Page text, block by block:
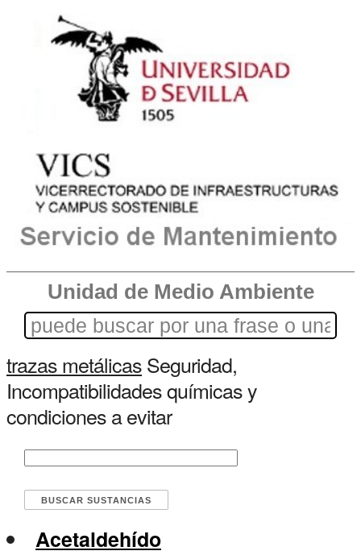
Unidad de Medio Ambiente
trazas metálicasSeguridad,
Incompatibilidades químicas y
condiciones a evitar
Acetaldehído